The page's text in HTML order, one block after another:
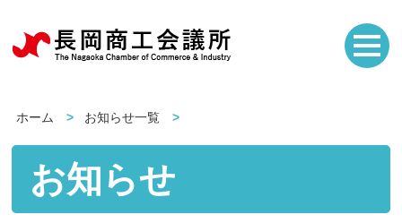
ホーム お知らせ一覧
お知らせ